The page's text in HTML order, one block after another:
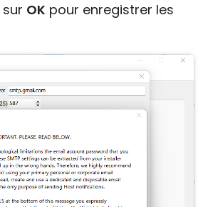
OK pour enregistrer les